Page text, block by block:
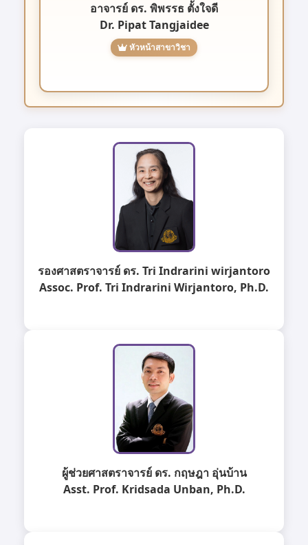
อาจารย์ ดร. พิพรรธ ตั้งใจดี
Dr. Pipat Tangjaidee
หัวหน้าสาขาวิชา
รองศาสตราจารย์ ดร. Tri Indrarini wirjantoro
Assoc. Prof. Tri Indrarini Wirjantoro, Ph.D.
ผู้ช่วยศาสตราจารย์ ดร. กฤษฎา อุ่นบ้าน
Asst. Prof. Kridsada Unban, Ph.D.